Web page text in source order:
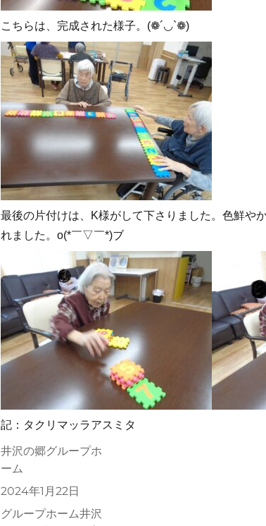
こちらは、完成された様子。(❁´◡`❁)
最後の片付けは、K様がして下さりました。色鮮や
れました。o(*￣▽￣*)ブ
記：タクリマッラアスミタ
投
井沢の郷グループホ
ーム
投
日:
2024年1月22日
カ
グループホーム井沢